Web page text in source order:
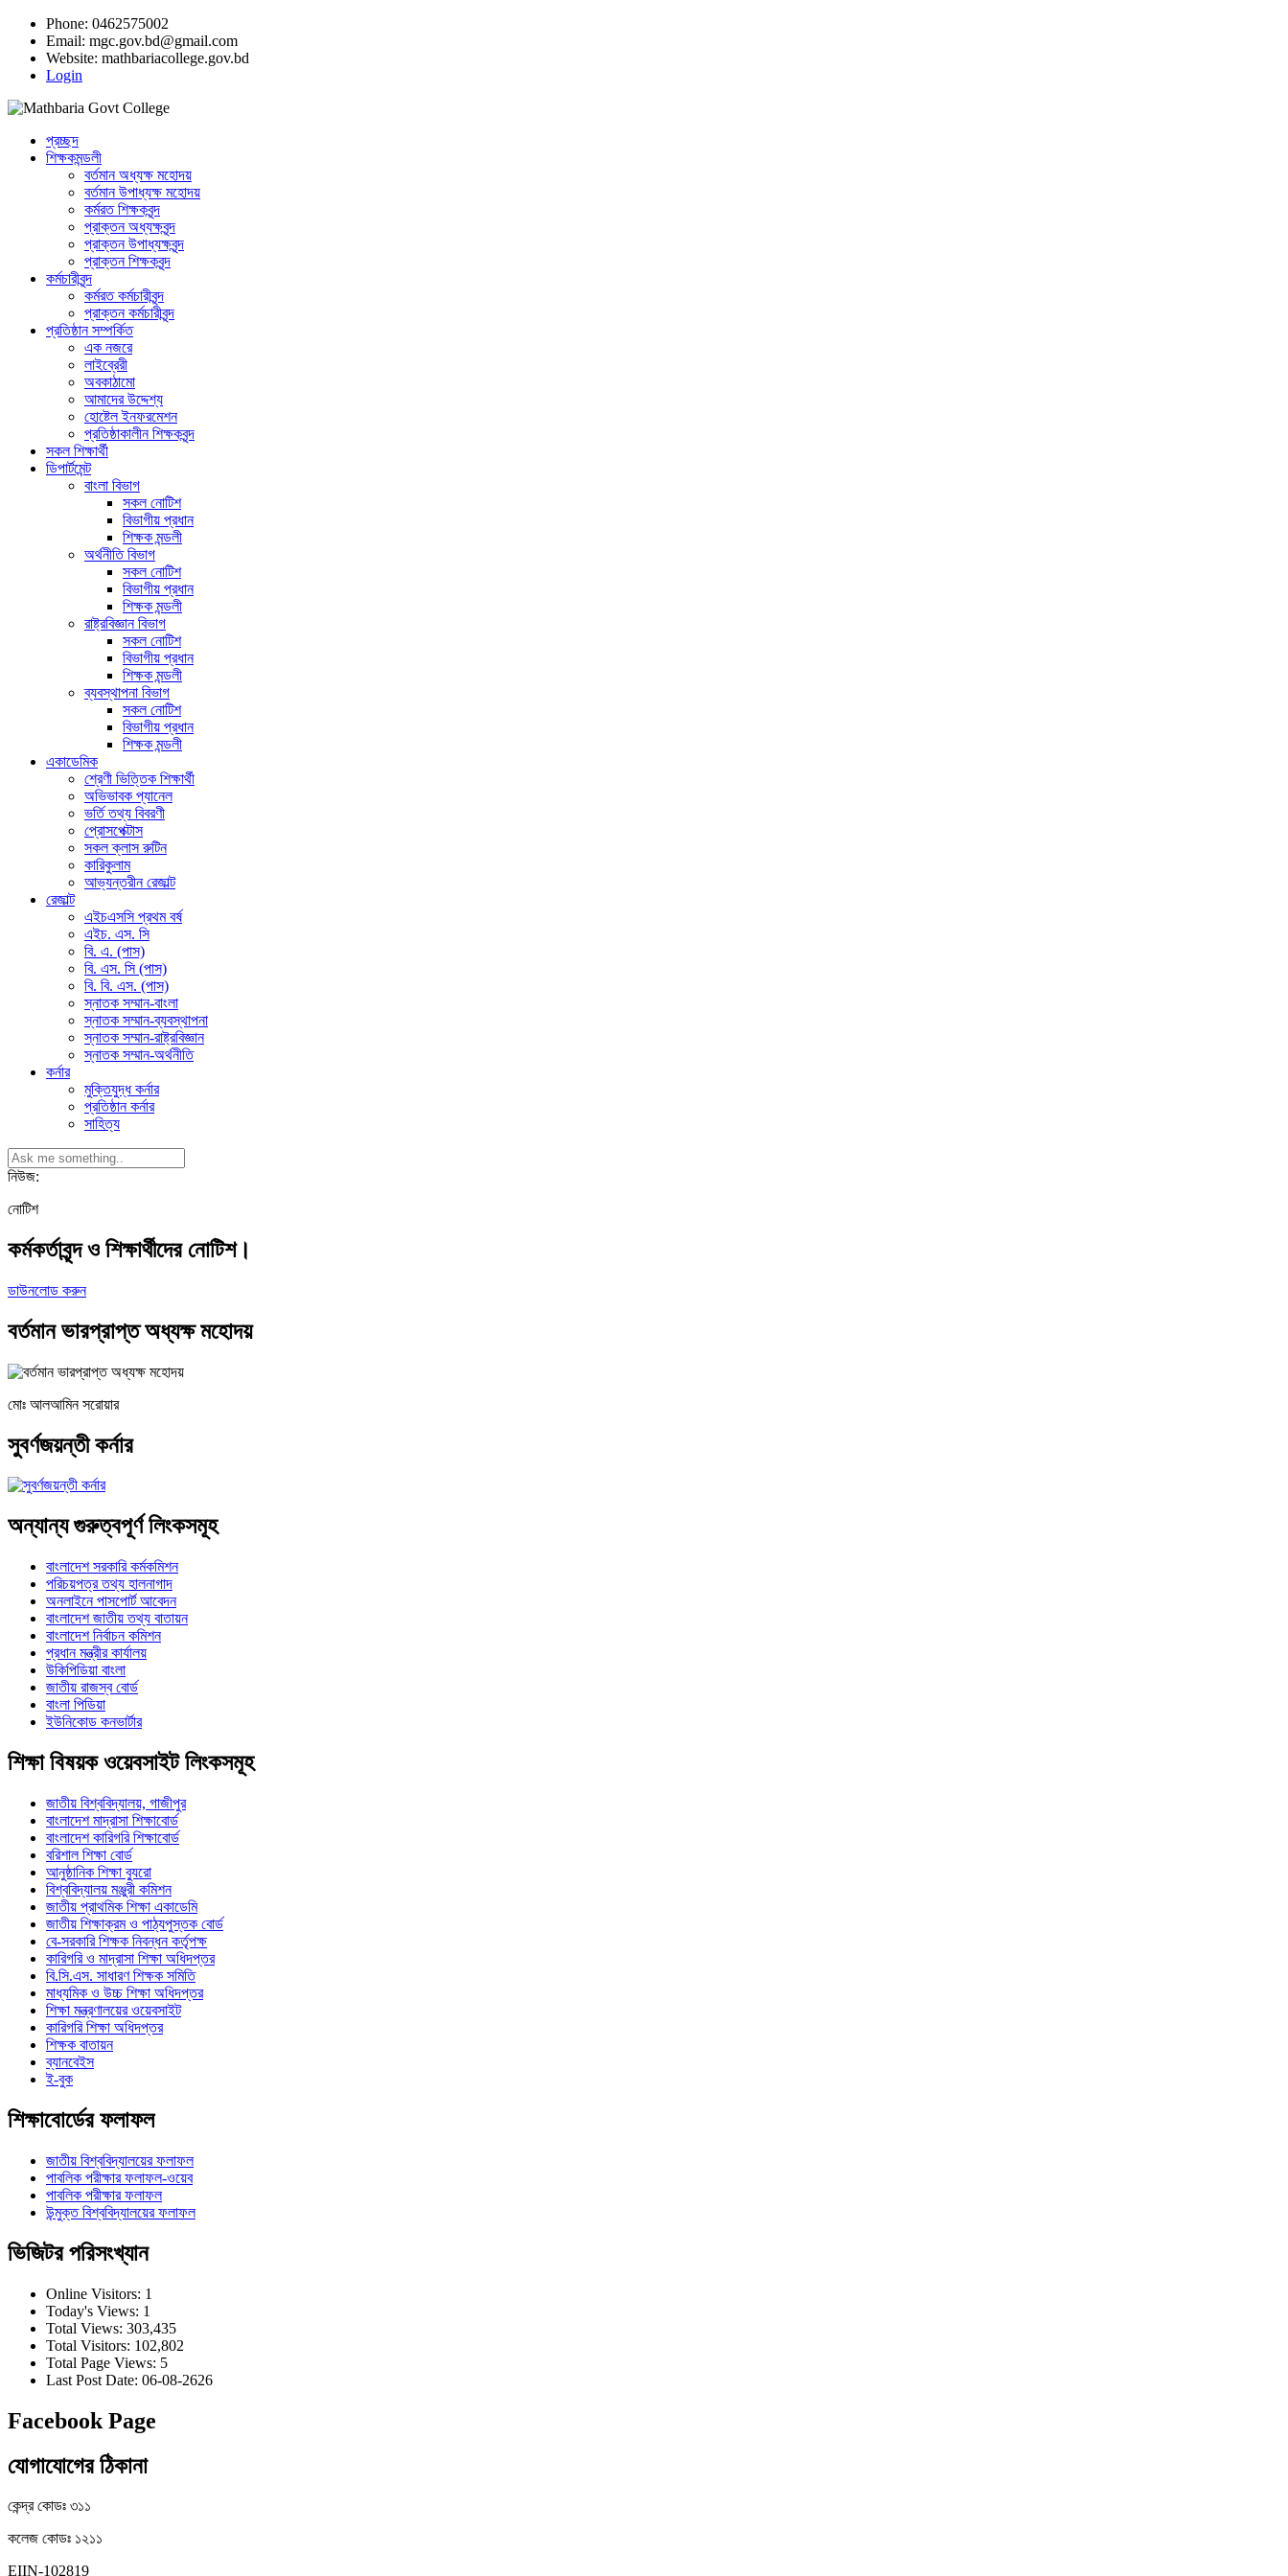
Phone: 0462575002
Email: mgc.gov.bd@gmail.com
Website: mathbariacollege.gov.bd
Login
প্রচ্ছদ
শিক্ষকমন্ডলী
বর্তমান অধ্যক্ষ মহোদয়
বর্তমান ‌উপাধ্যক্ষ মহোদয়
কর্মরত শিক্ষকবৃন্দ
প্রাক্তন অধ্যক্ষবৃন্দ
প্রাক্তন উপাধ্যক্ষবৃন্দ
প্রাক্তন শিক্ষকবৃন্দ
কর্মচারীবৃন্দ
কর্মরত কর্মচারীবৃন্দ
প্রাক্তন কর্মচারীবৃন্দ
প্রতিষ্ঠান সম্পর্কিত
এক নজরে
লাইব্রেরী
অবকাঠামো
আমাদের উদ্দেশ্য
হোষ্টেল ইনফরমেশন
প্রতিষ্ঠাকালীন শিক্ষকবৃন্দ
সকল শিক্ষার্থী
ডিপার্টমেন্ট
বাংলা বিভাগ
সকল নোটিশ
বিভাগীয় প্রধান
শিক্ষক মন্ডলী
অর্থনীতি বিভাগ
সকল নোটিশ
বিভাগীয় প্রধান
শিক্ষক মন্ডলী
রাষ্ট্রবিজ্ঞান বিভাগ
সকল নোটিশ
বিভাগীয় প্রধান
শিক্ষক মন্ডলী
ব্যবস্থাপনা বিভাগ
সকল নোটিশ
বিভাগীয় প্রধান
শিক্ষক মন্ডলী
একাডেমিক
শ্রেণী ভিত্তিক শিক্ষার্থী
অভিভাবক প্যানেল
ভর্তি তথ্য বিবরণী
প্রোসপেক্টাস
সকল ক্লাস রুটিন
কারিকুলাম
আভ্যন্তরীন রেজাল্ট
রেজাল্ট
এইচএসসি প্রথম বর্ষ
এইচ. এস. সি
বি. এ. (পাস)
বি. এস. সি (পাস)
বি. বি. এস. (পাস)
স্নাতক সম্মান-বাংলা
স্নাতক সম্মান-ব্যবস্থাপনা
স্নাতক সম্মান-রাষ্ট্রবিজ্ঞান
স্নাতক সম্মান-অর্থনীতি
কর্নার
মুক্তিযুদ্ধ কর্নার
প্রতিষ্ঠান কর্নার
সাহিত্য
নিউজ:
নোটিশ
কর্মকর্তাবৃন্দ ও শিক্ষার্থীদের নোটিশ।
ডাউনলোড করুন
বর্তমান ভারপ্রাপ্ত অধ্যক্ষ মহোদয়
মোঃ আলআমিন সরোয়ার
সুবর্ণজয়ন্তী কর্নার
অন্যান্য গুরুত্বপূর্ণ লিংকসমূহ
বাংলাদেশ সরকারি কর্মকমিশন
পরিচয়পত্র তথ্য হালনাগাদ
অনলাইনে পাসপোর্ট আবেদন
বাংলাদেশ জাতীয় তথ্য বাতায়ন
বাংলাদেশ নির্বাচন কমিশন
প্রধান মন্ত্রীর কার্যালয়
উকিপিডিয়া বাংলা
জাতীয় রাজস্ব বোর্ড
বাংলা পিডিয়া
ইউনিকোড কনভার্টার
শিক্ষা বিষয়ক ওয়েবসাইট লিংকসমূহ
জাতীয় বিশ্ববিদ্যালয়, গাজীপুর
বাংলাদেশ মাদ্রাসা শিক্ষাবোর্ড
বাংলাদেশ কারিগরি শিক্ষাবোর্ড
বরিশাল শিক্ষা বোর্ড
আনুষ্ঠানিক শিক্ষা ব্যুরো
বিশ্ববিদ্যালয় মঞ্জুরী কমিশন
জাতীয় প্রাথমিক শিক্ষা একাডেমি
জাতীয় শিক্ষাক্রম ও পাঠ্যপুস্তক বোর্ড
বে-সরকারি শিক্ষক নিবন্ধন কর্তৃপক্ষ
কারিগরি ও মাদ্রাসা শিক্ষা অধিদপ্তর
বি.সি.এস. সাধারণ শিক্ষক সমিতি
মাধ্যমিক ও উচ্চ শিক্ষা অধিদপ্তর
শিক্ষা মন্ত্রণালয়ের ওয়েবসাইট
কারিগরি শিক্ষা অধিদপ্তর
শিক্ষক বাতায়ন
ব্যানবেইস
ই-বুক
শিক্ষাবোর্ডের ফলাফল
জাতীয় বিশ্ববিদ্যালয়ের ফলাফল
পাবলিক পরীক্ষার ফলাফল-ওয়েব
পাবলিক পরীক্ষার ফলাফল
উন্মুক্ত বিশ্ববিদ্যালয়ের ফলাফল
ভিজিটর পরিসংখ্যান
Online Visitors: 1
Today's Views: 1
Total Views: 303,435
Total Visitors: 102,802
Total Page Views: 5
Last Post Date: 06-08-2626
Facebook Page
যোগাযোগের ঠিকানা
কেন্দ্র কোডঃ ৩১১
কলেজ কোডঃ ১২১১
EIIN-102819